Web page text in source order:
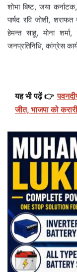
शोभा बिष्ट, जया
पार्षद रवि जोशी,
हेमन्त साहू, मोना
जनप्रतिनिधि, कांग्रेस
यह भी पढ़ें 👉
जीत, भाजपा को